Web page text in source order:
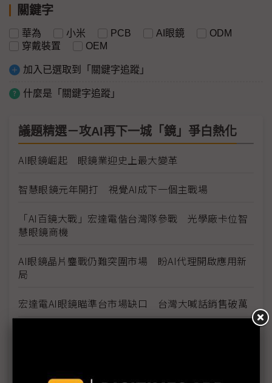
關鍵字
華為 小米 PCB AI眼鏡
ODM
穿戴裝置
OEM
加入已選取到「關鍵字追蹤」
什麼是「關鍵字追蹤」
議題精選－攻AI再下一城「鏡」爭白熱化
AI眼鏡崛起 眼鏡業迎史上最大變革
智慧眼鏡元年開打 視覺AI成下一個主戰場
「AI百鏡大戰」宏達電偕台灣隊參戰 光學廠卡位智
慧眼鏡商機
AI眼鏡晶片鏖戰仍難突圍市場 盼AI代理開啟應用新
局
宏達電AI眼鏡瞄準台市場缺口 台灣大喊話銷售破萬
Meta瞄準後手機時代 「個人超級智慧」挑戰蘋果主